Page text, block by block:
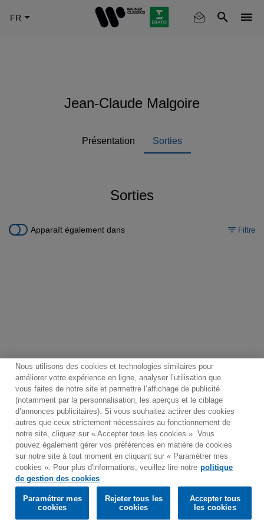
Jean-Claude Malgoire
Présentation Sorties
Sorties
Apparaît également dans Filtre
Contact Bulletin
Conditions générales d'utilisation
Politique de traitement des données
Plan du site
Politique de gestion des cookies
Paramétrer mes cookies
© 2025 Parlophone Records Limited. All rights reserved.
Would you prefer to visit our website in English?
Confirm
Nous utilisons des cookies et technologies similaires pour
améliorer votre expérience en ligne, analyser l’utilisation que
vous faites de notre site et permettre l’affichage de publicité
(notamment par la personnalisation, les aperçus et le ciblage
d’annonces publicitaires). Si vous souhaitez activer des cookies
autres que ceux strictement nécessaires au fonctionnement de
notre site, cliquez sur « Accepter tous les cookies ». Vous
pouvez également gérer vos préférences en matière de cookies
sur notre site à tout moment en cliquant sur « Paramétrer mes
cookies ». Pour plus d'informations, veuillez lire notre politique
de gestion des cookies
Paramétrer mes
cookies
Rejeter tous les
cookies
Accepter tous
les cookies